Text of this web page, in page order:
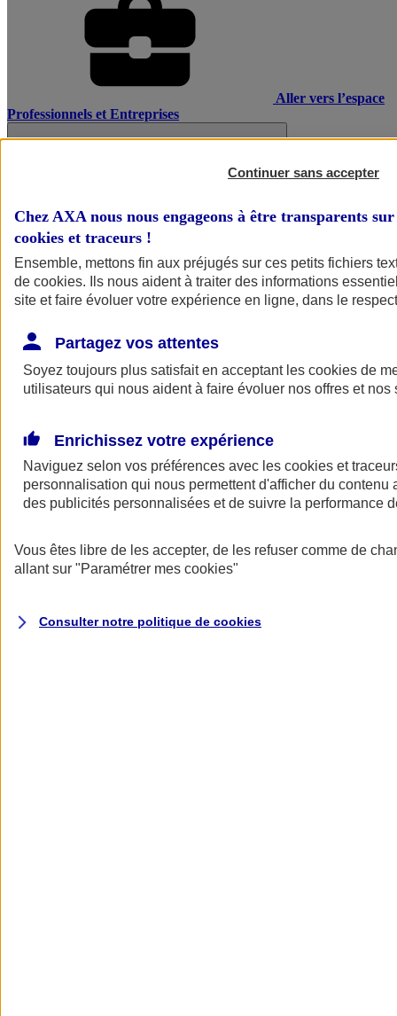
Aller vers l’espace
Professionnels et Entreprises
AXA Assurance
Continuer sans accepter
Chez AXA nous nous engageons à être transparents
cookies et traceurs !
Ensemble, mettons fin aux préjugés sur ces petits fichiers
de cookies. Ils nous aident à traiter des informations
site et faire évoluer votre expérience en ligne, dans le
Partagez vos attentes
Soyez toujours plus satisfait en acceptant les cookies de
utilisateurs qui nous aident à faire évoluer nos offres et nos
Enrichissez votre expérience
Naviguez selon vos préférences avec les cookies et
personnalisation qui nous permettent d'afficher du contenu
des publicités personnalisées et de suivre la performance
Vous êtes libre de les accepter, de les refuser comme de
allant sur "Paramétrer mes cookies"
Consulter notre politique de cookies